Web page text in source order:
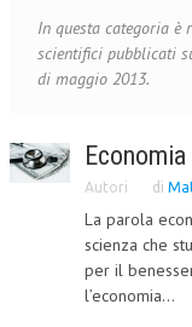
CONTATTI
ATTO
ORGANIZZAZIONE
DIREZIONE
In questa categoria
scientifici pubblicati
di maggio 2013.
Autori di
La parola
scienza che
per il
l’economia...